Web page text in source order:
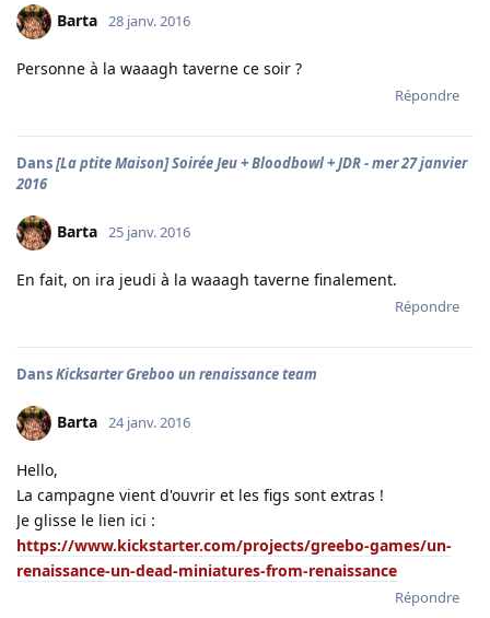
Barta 28 janv. 2016
Personne à la waaagh taverne ce soir ?
Répondre
Dans[La ptite Maison] Soirée Jeu + Bloodbowl + JDR - mer 27 janvier
2016
Barta 25 janv. 2016
En fait, on ira jeudi à la waaagh taverne finalement.
Répondre
DansKicksarter Greboo un renaissance team
Barta 24 janv. 2016
Hello,
La campagne vient d'ouvrir et les figs sont extras !
Je glisse le lien ici :
https://www.kickstarter.com/projects/greebo-games/un-
renaissance-un-dead-miniatures-from-renaissance
Répondre